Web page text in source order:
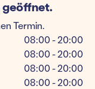
geöffnet.
Termin.
08:00 - 20:00
08:00 - 20:00
08:00 - 20:00
08:00 - 20:00